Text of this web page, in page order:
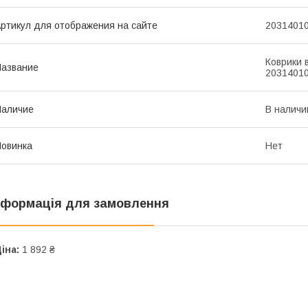
для отображения на сайте
Коврики
В
Нет
для замовлення
1 892 ₴